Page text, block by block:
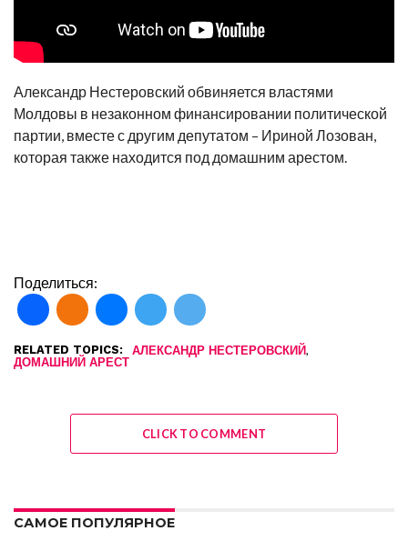
Александр Нестеровский обвиняется властями
Молдовы в незаконном финансировании политической
партии, вместе с другим депутатом – Ириной Лозован,
которая также находится под домашним арестом.
Поделиться:
RELATED TOPICS: АЛЕКСАНДР НЕСТЕРОВСКИЙ,
ДОМАШНИЙ АРЕСТ
CLICK TO COMMENT
САМОЕ ПОПУЛЯРНОЕ